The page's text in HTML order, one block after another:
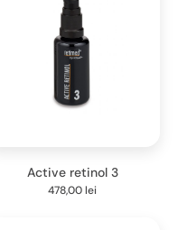
Active retinol 3
478,00lei